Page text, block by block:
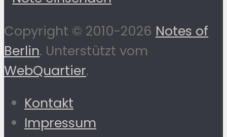
Copyright © 2010-2026 Notes of
Berlin. Unterstützt vom
WebQuartier.
Kontakt
Impressum